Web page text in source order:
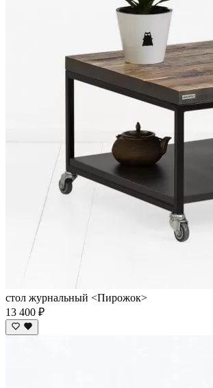
стол журнальный <Пирожок>
13 400 ₽